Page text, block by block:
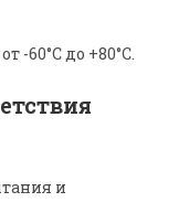
-60°C до +80°C.
и